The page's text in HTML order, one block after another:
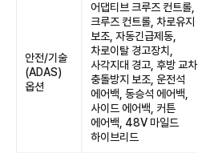
안전/기술
(ADAS)
옵션
어댑티브 크루즈 컨트롤,
크루즈 컨트롤, 차로유지
보조, 자동긴급제동,
차로이탈 경고장치,
사각지대 경고, 후방 교차
충돌방지 보조, 운전석
에어백, 동승석 에어백,
사이드 에어백, 커튼
에어백, 48V 마일드
하이브리드